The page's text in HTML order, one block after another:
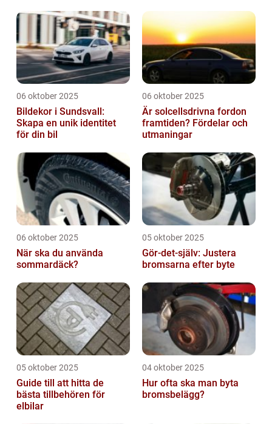
06 oktober 2025
Bildekor i Sundsvall:
Skapa en unik identitet
för din bil
06 oktober 2025
Är solcellsdrivna fordon
framtiden? Fördelar och
utmaningar
06 oktober 2025
När ska du använda
sommardäck?
05 oktober 2025
Gör-det-själv: Justera
bromsarna efter byte
05 oktober 2025
Guide till att hitta de
bästa tillbehören för
elbilar
04 oktober 2025
Hur ofta ska man byta
bromsbelägg?